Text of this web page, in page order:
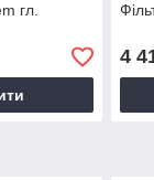
гл.
4